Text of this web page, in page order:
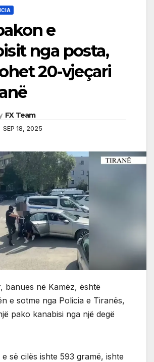
e
nga posta,
20-vjeçari
FX Team
SEP 18, 2025
banues në Kamëz, është
e sotme nga Policia e Tiranës,
pako kanabisi nga një degë
e së cilës ishte 593 gramë, ishte